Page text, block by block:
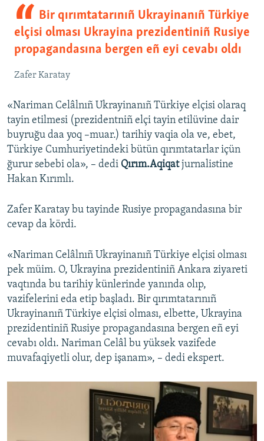
Bir qırımtatarınıñ Ukrayinanıñ Türkiye
elçisi olması Ukrayina prezidentiniñ Rusiye
propagandasına bergen eñ eyi cevabı oldı
Zafer Karatay
«Nariman Celâlnıñ Ukrayinanıñ Türkiye elçisi olaraq
tayin etilmesi (prezidentniñ elçi tayin etilüvine dair
buyruğu daa yoq –muar.) tarihiy vaqia ola ve, ebet,
Türkiye Cumhuriyetindeki bütün qırımtatarlar içün
ğurur sebebi ola», – dedi Qırım.Aqiqatjurnalistine
Hakan Kırımlı.
Zafer Karatay bu tayinde Rusiye propagandasına bir
cevap da kördi.
«Nariman Celâlnıñ Ukrayinanıñ Türkiye elçisi olması
pek müim. O, Ukrayina prezidentiniñ Ankara ziyareti
vaqtında bu tarihiy künlerinde yanında olıp,
vazifelerini eda etip başladı. Bir qırımtatarınıñ
Ukrayinanıñ Türkiye elçisi olması, elbette, Ukrayina
prezidentiniñ Rusiye propagandasına bergen eñ eyi
cevabı oldı. Nariman Celâl bu yüksek vazifede
muvafaqiyetli olur, dep işanam», – dedi ekspert.